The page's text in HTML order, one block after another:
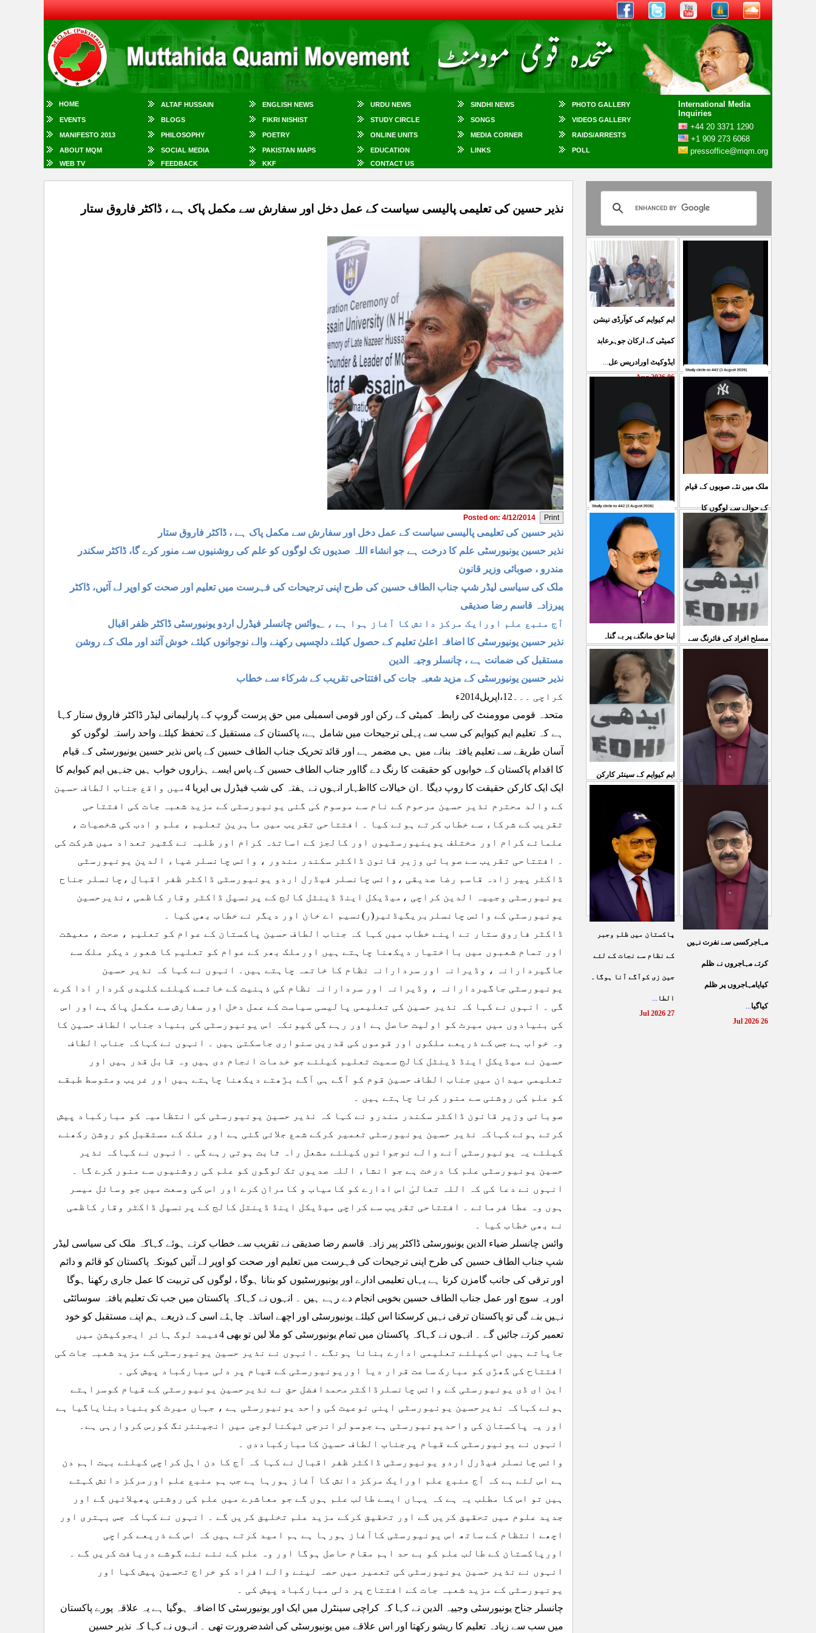
HOME ALTAF HUSSAIN ENGLISH NEWS URDU NEWS SINDHI NEWS PHOTO GALLERY
International Media
Inquiries
+44 20 3371 1290
+1 909 273 6068
pressoffice@mqm.org
EVENTS BLOGS FIKRI NISHIST STUDY CIRCLE SONGS VIDEOS GALLERY
MANIFESTO 2013 PHILOSOPHY POETRY ONLINE UNITS MEDIA CORNER RAIDS/ARRESTS
ABOUT MQM SOCIAL MEDIA PAKISTAN MAPS EDUCATION LINKS
POLL
WEB TV
FEEDBACK KKF CONTACT US
نذیر حسین کی تعلیمی پالیسی سیاست کے عمل دخل اور سفارش سے مکمل پاک ہے ، ڈاکٹر فاروق ستار
Posted on: 4/12/2014
نذیر حسین کی تعلیمی پالیسی سیاست کے عمل دخل اور سفارش سے مکمل پاک ہے ، ڈاکٹر فاروق ستار
نذیر حسین یونیورسٹی علم کا درخت ہے جو انشاء اللہ صدیوں تک لوگوں کو علم کی روشنیوں سے منور کرے گا، ڈاکٹر سکندر
مندرو ، صوبائی وزیر قانون
ملک کی سیاسی لیڈر شپ جناب الطاف حسین کی طرح اپنی ترجیحات کی فہرست میں تعلیم اور صحت کو اوپر لے آئیں، ڈاکٹر
پیرزادہ قاسم رضا صدیقی
آج منبع علم اورایک مرکز دانش کا آغاز ہوا ہے ، ؂وائس چانسلر فیڈرل اردو یونیورسٹی ڈاکٹر ظفر اقبال
نذیر حسین یونیورسٹی کا اضافہ اعلیٰ تعلیم کے حصول کیلئے دلچسپی رکھنے والے نوجوانوں کیلئے خوش آئند اور ملک کے روشن
مستقبل کی ضمانت ہے ، چانسلر وجیہ الدین
نذیر حسین یونیورسٹی کے مزید شعبہ جات کی افتتاحی تقریب کے شرکاء سے خطاب
کراچی ۔۔۔12،اپریل2014ء
متحدہ قومی موومنٹ کی رابطہ کمیٹی کے رکن اور قومی اسمبلی میں حق پرست گروپ کے پارلیمانی لیڈر ڈاکٹر فاروق ستار کہا
ہے کہ تعلیم ایم کیوایم کی سب سے پہلی ترجیحات میں شامل ہے، پاکستان کے مستقبل کے تحفظ کیلئے واحد راستہ لوگوں کو
آسان طریقے سے تعلیم یافتہ بنانے میں ہی مضمر ہے اور قائد تحریک جناب الطاف حسین کے پاس نذیر حسین یونیورسٹی کے قیام
کا اقدام پاکستان کے خوابوں کو حقیقت کا رنگ دے گااور جناب الطاف حسین کے پاس ایسے ہزاروں خواب ہیں جنہیں ایم کیوایم کا
ایک ایک کارکن حقیقت کا روپ دیگا ۔ان خیالات کااظہار انہوں نے ہفتہ کی شب فیڈرل بی ایریا 4میں واقع جناب الطاف حسین
کے والد محترم نذیر حسین مرحوم کے نام سے موسوم کی گئی یونیورسٹی کے مزید شعبہ جات کی افتتاحی
تقریب کے شرکاء سے خطاب کرتے ہوئے کیا ۔ افتتاحی تقریب میں ماہرین تعلیم ، علم و ادب کی شخصیات ،
علمائے کرام اور مختلف یوینیورسٹیوں اور کالجز کے اساتذہ کرام اور طلبہ نے کثیر تعداد میں شرکت کی
۔ افتتاحی تقریب سے صوبائی وزیر قانون ڈاکٹر سکندر مندور ، وائس چانسلر ضیاء الدین یونیورسٹی
ڈاکٹر پیر زادہ قاسم رضا صدیقی ،وائس چانسلر فیڈرل اردو یونیورسٹی ڈاکٹر ظفر اقبال ،چانسلر جناح
یونیورسٹی وجییہ الدین کراچی ،میڈیکل اینڈ ڈینٹل کالج کے پرنسپل ڈاکٹر وقار کاظمی ،نذیرحسین
یونیورسٹی کے وائس چانسلربریگیڈئیر(ر)نسیم اے خان اور دیگر نے خطاب بھی کیا ۔
ڈاکٹر فاروق ستار نے اپنے خطاب میں کہا کہ جناب الطاف حسین پاکستان کے عوام کو تعلیم ، صحت ، معیشت
اور تمام شعبوں میں بااختیار دیکھنا چاہتے ہیں اورملک بھر کے عوام کو تعلیم کا شعور دیکر ملک سے
جاگیردارانہ ، وڈیرانہ اور سردارانہ نظام کا خاتمہ چاہتے ہیں۔ انہوں نے کہا کہ نذیر حسین
یونیورسٹی جاگیردارانہ ، وڈیرانہ اور سردارانہ نظام کی ذہنیت کے خاتمے کیلئے کلیدی کردار ادا کرے
گی ۔ انہوں نے کہا کہ نذیر حسین کی تعلیمی پالیسی سیاست کے عمل دخل اور سفارش سے مکمل پاک ہے اور اس
کی بنیادوں میں میرٹ کو اولیت حاصل ہے اور رہے گی کیونکہ اس یونیورسٹی کی بنیاد جناب الطاف حسین کا
وہ خواب ہے جس کے ذریعے ملکوں اور قوموں کی قدریں سنواری جاسکتی ہیں ۔ انہوں نے کہاکہ جناب الطاف
حسین نے میڈیکل اینڈ ڈینٹل کالج سمیت تعلیم کیلئے جو خدمات انجام دی ہیں وہ قابل قدر ہیں اور
تعلیمی میدان میں جناب الطاف حسین قوم کو آگے ہی آگے بڑھتے دیکھنا چاہتے ہیں اور غریب ومتوسط طبقے
کو علم کی روشنی سے منور کرنا چاہتے ہیں ۔
صوبائی وزیر قانون ڈاکٹر سکندر مندرو نے کہا کہ نذیر حسین یونیورسٹی کی انتظامیہ کو مبارکباد پیش
کرتے ہوئے کہاکہ نذیر حسین یونیورسٹی تعمیر کرکے شمع جلائی گئی ہے اور ملک کے مستقبل کو روشن رکھنے
کیلئے یہ یونیورسٹی آنے والے نوجوانوں کیلئے مشعل راہ ثابت ہوتی رہے گی ۔ انہوں نے کہاکہ نذیر
حسین یونیورسٹی علم کا درخت ہے جو انشاء اللہ صدیوں تک لوگوں کو علم کی روشنیوں سے منور کرے گا ۔
انہوں نے دعا کی کہ اللہ تعالیٰ اس ادارے کو کامیاب و کامران کرے اور اس کی وسعت میں جو وسائل میسر
ہوں وہ عطا فرمائے ۔ افتتاحی تقریب سے کراچی میڈیکل اینڈ ڈینتل کالج کے پرنسپل ڈاکٹر وقار کاظمی
نے بھی خطاب کیا ۔
وائس چانسلر ضیاء الدین یونیورسٹی ڈاکٹر پیر زادہ قاسم رضا صدیقی نے تقریب سے خطاب کرتے ہوئے کہاکہ ملک کی سیاسی لیڈر
شپ جناب الطاف حسین کی طرح اپنی ترجیحات کی فہرست میں تعلیم اور صحت کو اوپر لے آئیں کیونکہ پاکستان کو قائم و دائم
اور ترقی کی جانب گامزن کرنا ہے یہاں تعلیمی ادارے اور یونیورسٹیوں کو بنانا ہوگا ، لوگوں کی تربیت کا عمل جاری رکھنا ہوگا
اور یہ سوچ اور عمل جناب الطاف حسین بخوبی انجام دے رہے ہیں ۔ انہوں نے کہاکہ پاکستان میں جب تک تعلیم یافتہ سوسائٹی
نہیں بنے گی تو پاکستان ترقی نہیں کرسکتا اس کیلئے یونیورسٹی اور اچھے اساتذہ چاہئے اسی کے ذریعے ہم اپنے مستقبل کو خود
تعمیر کرتے جائیں گے ۔ انہوں نے کہاکہ پاکستان میں تمام یونیورسٹی کو ملا لیں تو بھی 4فیصد لوگ ہائر ایجوکیشن میں
جاپاتے ہیں اس کیلئے تعلیمی ادارے بنانا ہونگے ۔انہوں نے نذیر حسین یونیورسٹی کے مزید شعبہ جات کی
افتتاح کی گھڑی کو مبارک ساعت قرار دیا اوریونیورسٹی کے قیام پر دلی مبارکباد پیش کی ۔
این ای ڈی یونیورسٹی کے وائس چانسلرڈاکٹرمحمدافضل حق نے نذیرحسین یونیورسٹی کے قیام کوسراہتے
ہوئے کہاکہ نذیرحسین یونیورسٹی اپنی نوعیت کی واحد یونیورسٹی ہے ، جہاں میرٹ کوبنیادبنایاگیا ہے
اور یہ پاکستان کی واحدیونیورسٹی ہے جوسولرانرجی ٹیکنالوجی میں انجینئرنگ کورس کروارہی ہے۔
انہوں نے یونیورسٹی کے قیام پرجناب الطاف حسین کامبارکباددی ۔
وائس چانسلر فیڈرل اردو یونیورسٹی ڈاکٹر ظفر اقبال نے کہا کہ آج کا دن اہل کراچی کیلئے بہت اہم دن
ہے اس لئے ہے کہ آج منبع علم اورایک مرکز دانش کا آغاز ہورہا ہے جب ہم منبع علم اورمرکز دانش کہتے
ہیں تو اس کا مطلب یہ ہے کہ یہاں ایسے طالب علم ہوں گے جو معاشرے میں علم کی روشنی پھیلائیں گے اور
جدید علوم میں تحقیق کریں گے اور تحقیق کرکے مزید علم تخلیق کریں گے ۔ انہوں نے کہاکہ جس بہتری اور
اچھے انتظام کے ساتھ اس یونیورسٹی کاآغاز ہورہا ہے ہم امید کرتے ہیں کہ اس کے ذریعے کراچی
اورپاکستان کے طالب علم کو بے حد اہم مقام حاصل ہوگا اور وہ علم کے نئے نئے گوشے دریافت کریں گے ۔
انہوں نے نذیر حسین یونیورسٹی کی تعمیر میں حصہ لینے والے افراد کو خراج تحسین پیش کیا اور
یونیورسٹی کے مزید شعبہ جات کے افتتاح پر دلی مبارکباد پیش کی ۔
چانسلر جناح یونیورسٹی وجییہ الدین نے کہا کہ کراچی سینٹرل میں ایک اور یونیورسٹی کا اضافہ ہوگیا ہے یہ علاقہ پورے پاکستان
میں سب سے زیادہ تعلیم کا ریشو رکھتا اور اس علاقے میں یونیورسٹی کی اشدضرورت تھی ۔ انہوں نے کہا کہ نذیر حسین
ایم کیوایم کی کوآرڈی نیشن
کمیٹی کے ارکان جوہرعابد
ایڈوکیٹ اورادریس عل...
06 Aug 2026
حکومت پاکستان کی جانب
سے آزادکشمیرالیکشن کی
صحیح رپورٹنگ کرنے والے
...
کشمیرکا کونہ کونہ لہو
لہو ہے لیکن حکومت کواس
کی کوئی پرواہ نہیں ہے
04 Aug 2026
ملک میں نئے صوبوں کے قیام
کے حوالے سے لوگوں کا
مطالبہ بالکل درست ہے۔ ا
03 Aug 2026
اپنا حق مانگنے پر بے گناہ
کشمیریوں کو گولیاں مارکر
شہ رگ کوکاٹ دیا گی
31 Jul 2026
مسلح افراد کی فائرنگ سے
سمیع الدین رحمانی ک
ایم کیوایم کے سینئر کارکن
شہادت پر متحدہ قومی
سے ہولی کھیلنابند کی جائے،
الطاف حسین...
پاکستان میں ظلم وجبر
کے نظام سے نجات کے لئے
جین زی کوآگے آنا ہوگا۔
الطا ...
27 Jul 2026
مہاجرکسی سے نفرت نہیں
کرتے مہاجروں نے ظلم
کیایامہاجروں پر ظلم
کیاگیا...
26 Jul 2026